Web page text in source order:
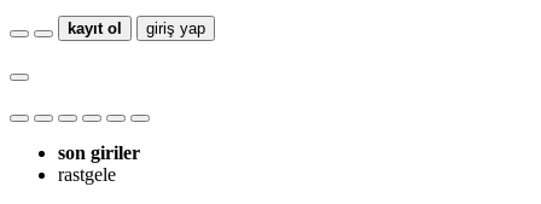
kayıt ol giriş yap
son giriler
rastgele